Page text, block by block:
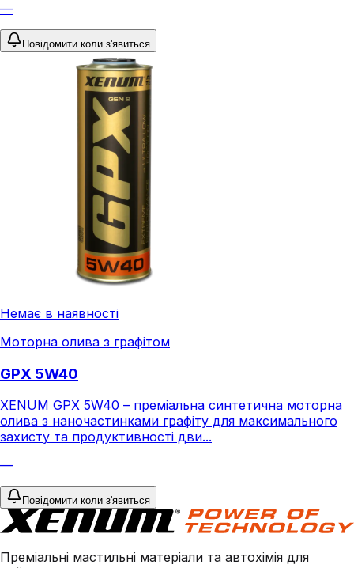
—
Повідомити коли з'явиться
Немає в наявності
Моторна олива з графітом
GPX 5W40
XENUM GPX 5W40 – преміальна синтетична моторна
олива з наночастинками графіту для максимального
захисту та продуктивності дви...
—
Повідомити коли з'явиться
Преміальні мастильні матеріали та автохімія для